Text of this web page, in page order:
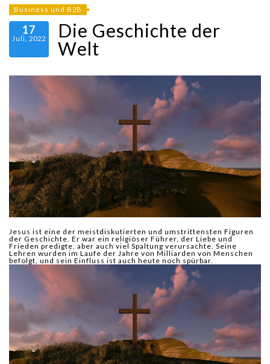
Business und B2B
17
Juli, 2022
Die Geschichte der
Welt
Jesus ist eine der meistdiskutierten und umstrittensten Figuren
der Geschichte. Er war ein religiöser Führer, der Liebe und
Frieden predigte, aber auch viel Spaltung verursachte. Seine
Lehren wurden im Laufe der Jahre von Milliarden von Menschen
befolgt, und sein Einfluss ist auch heute noch spürbar.